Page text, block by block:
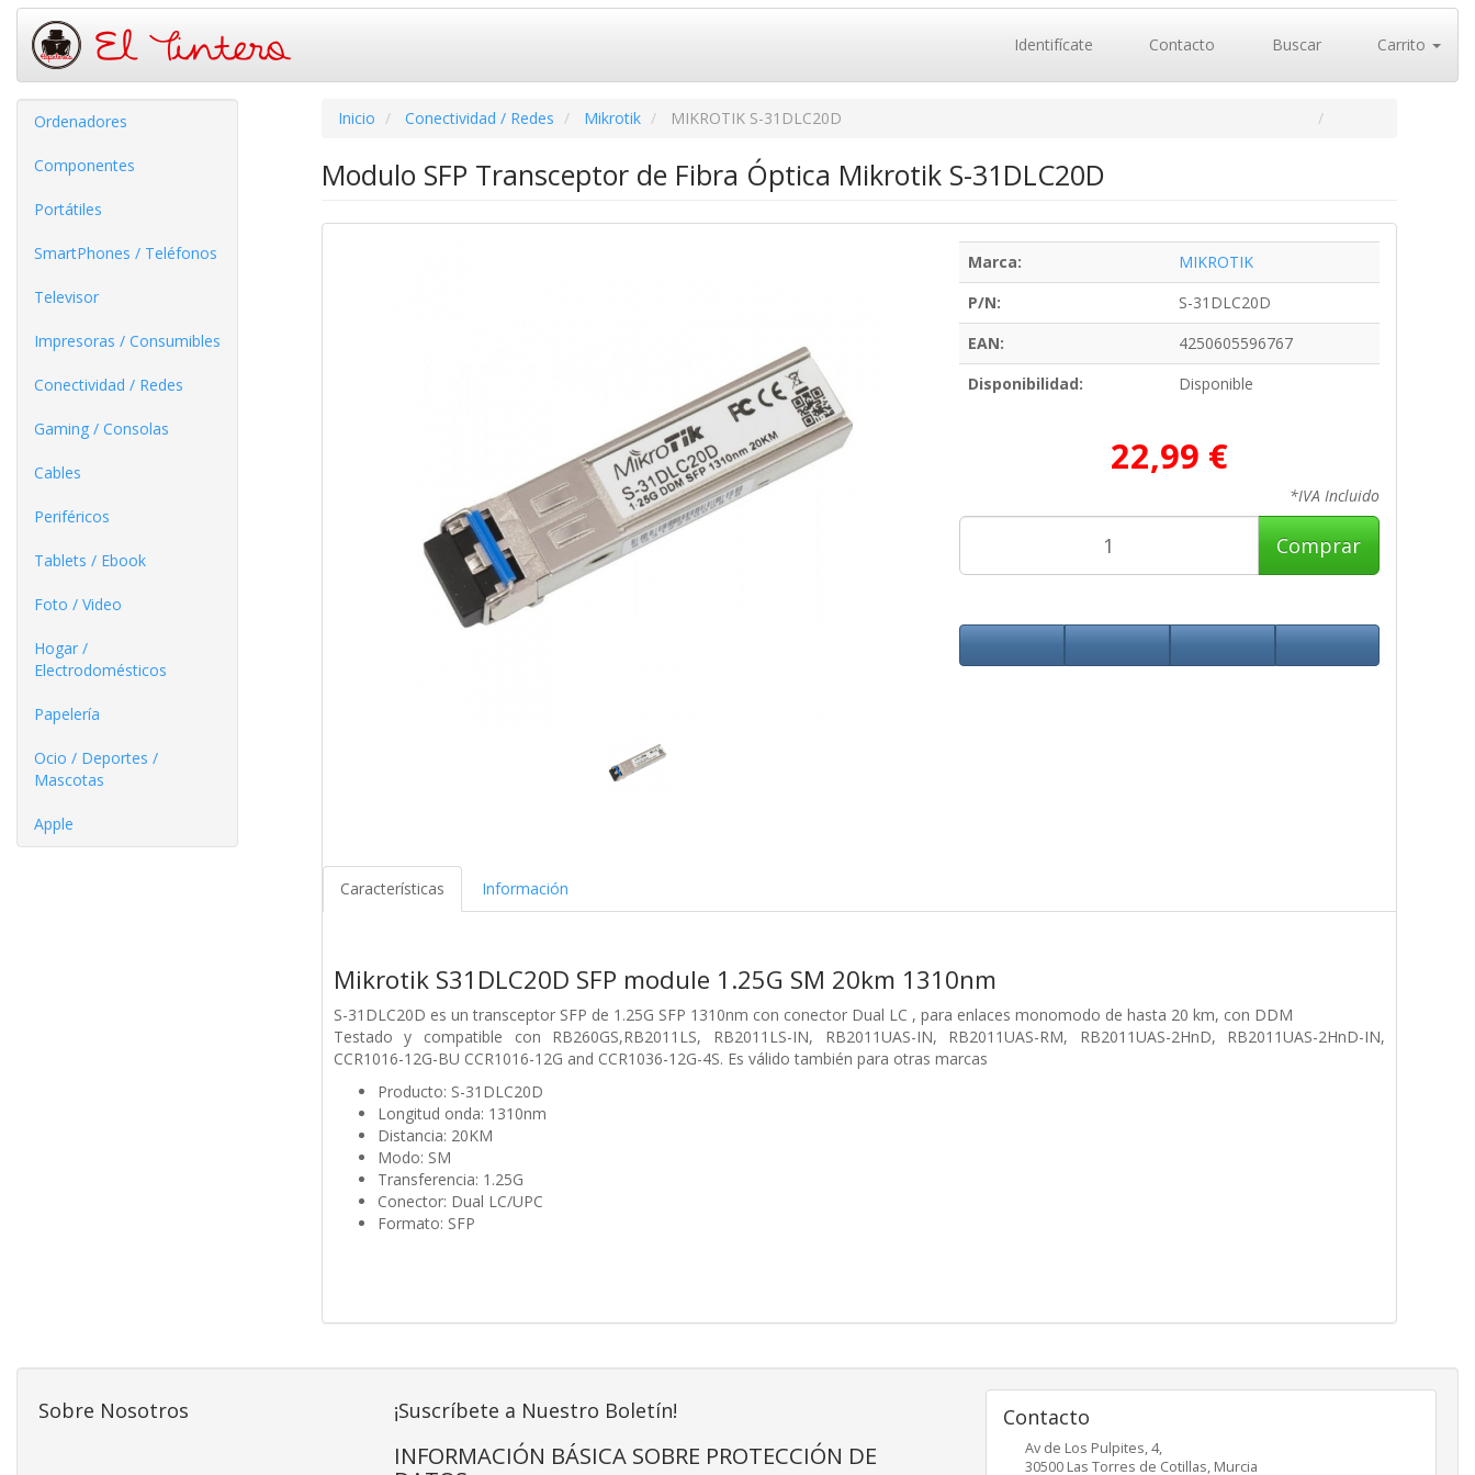
Identifícate Contacto Buscar Carrito
Ordenadores
Componentes
Portátiles
SmartPhones / Teléfonos
Televisor
Impresoras / Consumibles
Conectividad / Redes
Gaming / Consolas
Cables
Periféricos
Tablets / Ebook
Foto / Video
Hogar /
Electrodomésticos
Papelería
Ocio / Deportes /
Mascotas
Apple
Inicio Conectividad / Redes Mikrotik MIKROTIK S-31DLC20D
Modulo SFP Transceptor de Fibra Óptica Mikrotik S-31DLC20D
Marca:
MIKROTIK
P/N:
S-31DLC20D
EAN:
4250605596767
Disponibilidad:
Disponible
22,99 €
*IVA Incluido
Comprar
Características Información
Mikrotik S31DLC20D SFP module 1.25G SM 20km 1310nm
S-31DLC20D es un transceptor SFP de 1.25G SFP 1310nm con conector Dual LC , para enlaces monomodo de hasta 20 km, con DDM
Testado y compatible con RB260GS,RB2011LS, RB2011LS-IN, RB2011UAS-IN, RB2011UAS-RM, RB2011UAS-2HnD, RB2011UAS-2HnD-IN,
CCR1016-12G-BU CCR1016-12G and CCR1036-12G-4S. Es válido también para otras marcas
Producto: S-31DLC20D
Longitud onda: 1310nm
Distancia: 20KM
Modo: SM
Transferencia: 1.25G
Conector: Dual LC/UPC
Formato: SFP
Sobre Nosotros ¡Suscríbete a Nuestro Boletín!
INFORMACIÓN BÁSICA SOBRE PROTECCIÓN DE
Contacto
Av de Los Pulpites, 4,
30500 Las Torres de Cotillas, Murcia